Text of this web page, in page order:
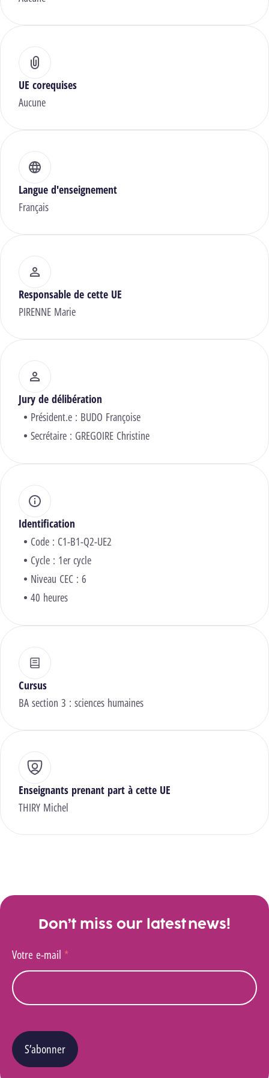
UE corequises
Aucune
Langue d'enseignement
Français
Responsable de cette UE
PIRENNE Marie
Jury de délibération
Président.e : BUDO Françoise
Secrétaire : GREGOIRE Christine
Identification
Code : C1-B1-Q2-UE2
Cycle : 1er cycle
Niveau CEC : 6
40 heures
Cursus
BA section 3 : sciences humaines
Enseignants prenant part à cette UE
THIRY Michel
Don’t miss our latest news!
Votre e-mail *
S’abonner